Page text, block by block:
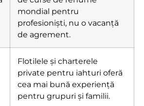
mondial pentru
profesioniști, nu o vacanță
de agrement.
Flotilele și charterele
private pentru iahturi oferă
cea mai bună experiență
pentru grupuri și familii.